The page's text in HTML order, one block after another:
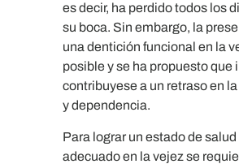
es decir, ha perdido todos los
su boca. Sin embargo, la
una dentición funcional en la
posible y se ha propuesto que
contribuyese a un retraso en
y dependencia.
Para lograr un estado de salud
adecuado en la vejez se